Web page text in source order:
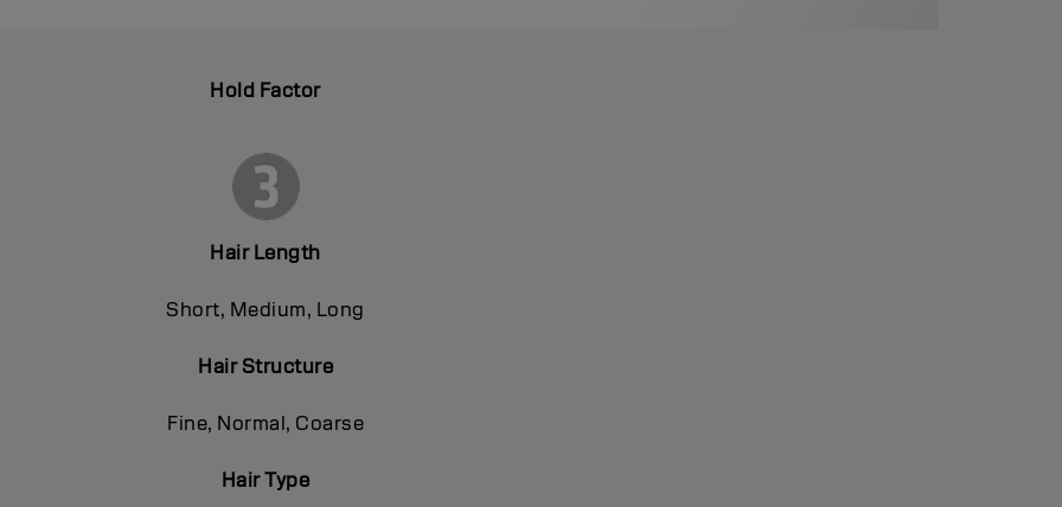
Hold Factor
Hair Length
Short, Medium, Long
Hair Structure
Fine, Normal, Coarse
Hair Type